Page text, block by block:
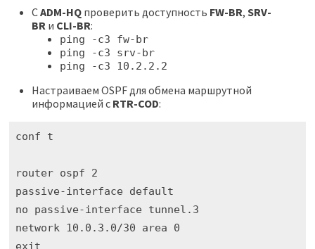
CADM-HQпроверить доступность FW-BR, SRV-
BRи CLI-BR:
ping -c3 fw-br
ping -c3 srv-br
ping -c3 10.2.2.2
Настраиваем OSPF для обмена маршрутной
информацией с RTR-COD:
conf t
router ospf 2
passive-interface default
no passive-interface tunnel.3
network 10.0.3.0/30 area 0
exit